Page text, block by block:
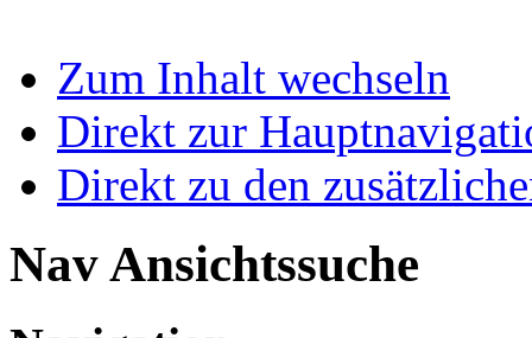
Zum Inhalt wechseln
Direkt zur
Direkt zu den
Nav Ansichtssuche